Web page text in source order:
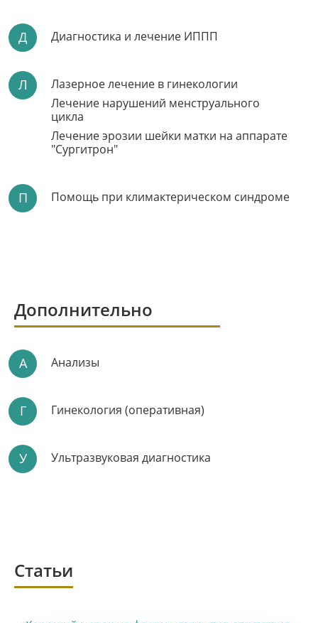
Д Диагностика и лечение ИППП
Л
Лазерное лечение в гинекологии
Лечение нарушений менструального
цикла
Лечение эрозии шейки матки на аппарате
"Сургитрон"
П Помощь при климактерическом синдроме
Дополнительно
А Анализы
Г Гинекология (оперативная)
У Ультразвуковая диагностика
Статьи